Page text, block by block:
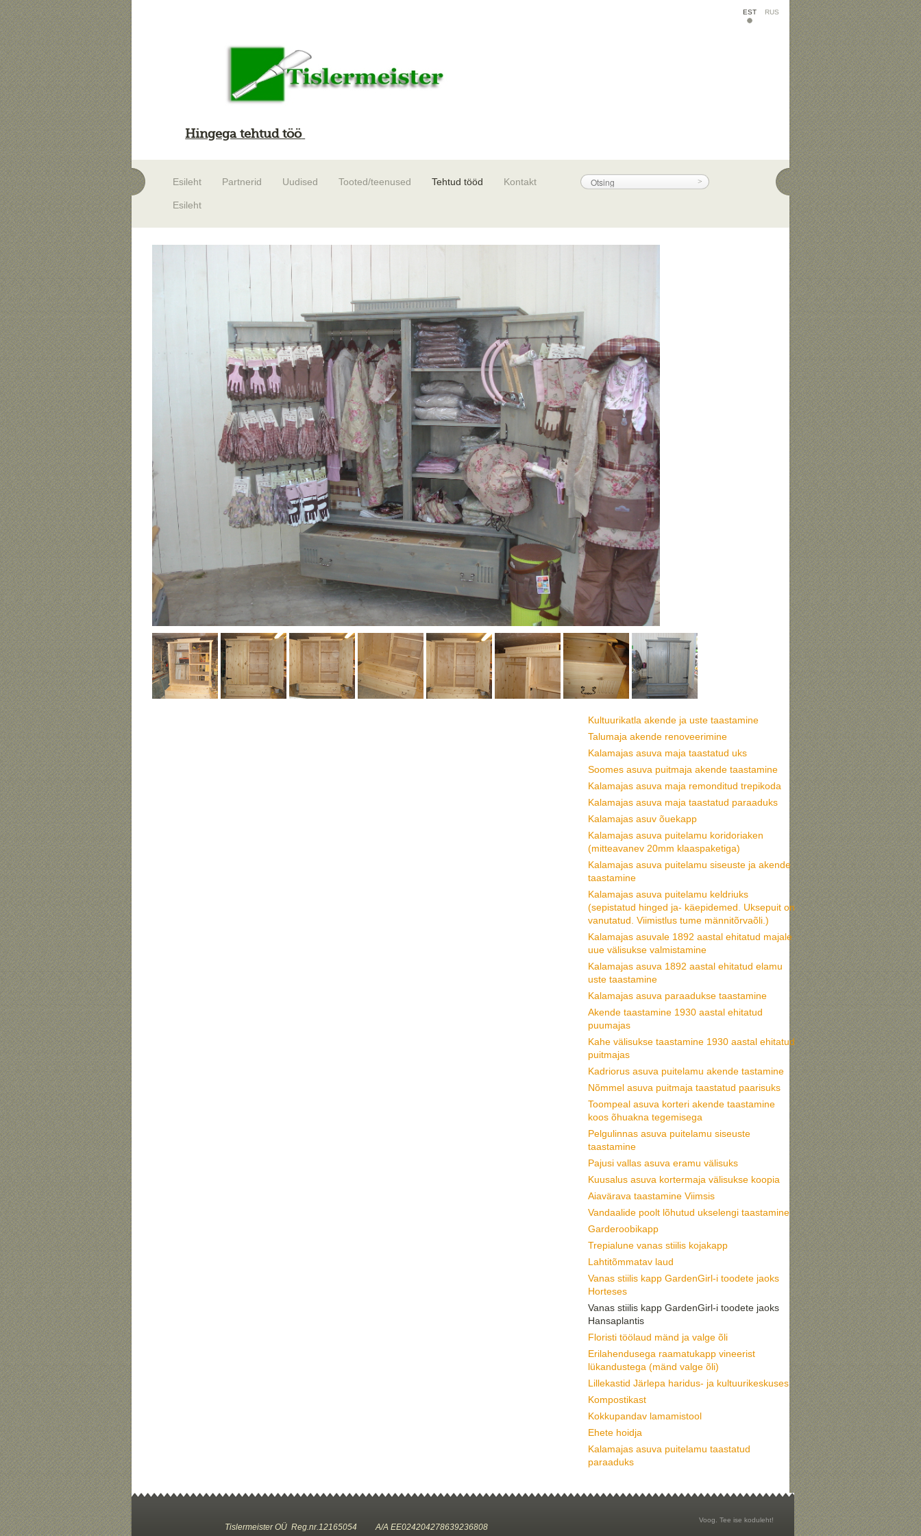
EST RUS
Hingega tehtud töö
Esileht Partnerid Uudised Tooted/teenused Tehtud tööd Kontakt
Esileht
Kultuurikatla akende ja uste taastamine
Talumaja akende renoveerimine
Kalamajas asuva maja taastatud uks
Soomes asuva puitmaja akende taastamine
Kalamajas asuva maja remonditud trepikoda
Kalamajas asuva maja taastatud paraaduks
Kalamajas asuv õuekapp
Kalamajas asuva puitelamu koridoriaken
(mitteavanev 20mm klaaspaketiga)
Kalamajas asuva puitelamu siseuste ja akende
taastamine
Kalamajas asuva puitelamu keldriuks
(sepistatud hinged ja- käepidemed. Uksepuit on
vanutatud. Viimistlus tume männitõrvaõli.)
Kalamajas asuvale 1892 aastal ehitatud majale
uue välisukse valmistamine
Kalamajas asuva 1892 aastal ehitatud elamu
uste taastamine
Kalamajas asuva paraadukse taastamine
Akende taastamine 1930 aastal ehitatud
puumajas
Kahe välisukse taastamine 1930 aastal ehitatud
puitmajas
Kadriorus asuva puitelamu akende tastamine
Nõmmel asuva puitmaja taastatud paarisuks
Toompeal asuva korteri akende taastamine
koos õhuakna tegemisega
Pelgulinnas asuva puitelamu siseuste
taastamine
Pajusi vallas asuva eramu välisuks
Kuusalus asuva kortermaja välisukse koopia
Aiavärava taastamine Viimsis
Vandaalide poolt lõhutud ukselengi taastamine
Garderoobikapp
Trepialune vanas stiilis kojakapp
Lahtitõmmatav laud
Vanas stiilis kapp GardenGirl-i toodete jaoks
Horteses
Vanas stiilis kapp GardenGirl-i toodete jaoks
Hansaplantis
Floristi töölaud mänd ja valge õli
Erilahendusega raamatukapp vineerist
lükandustega (mänd valge õli)
Lillekastid Järlepa haridus- ja kultuurikeskuses
Kompostikast
Kokkupandav lamamistool
Ehete hoidja
Kalamajas asuva puitelamu taastatud
paraaduks
Tislermeister OÜ Reg.nr.12165054 A/A EE024204278639236808
Voog. Tee ise koduleht!